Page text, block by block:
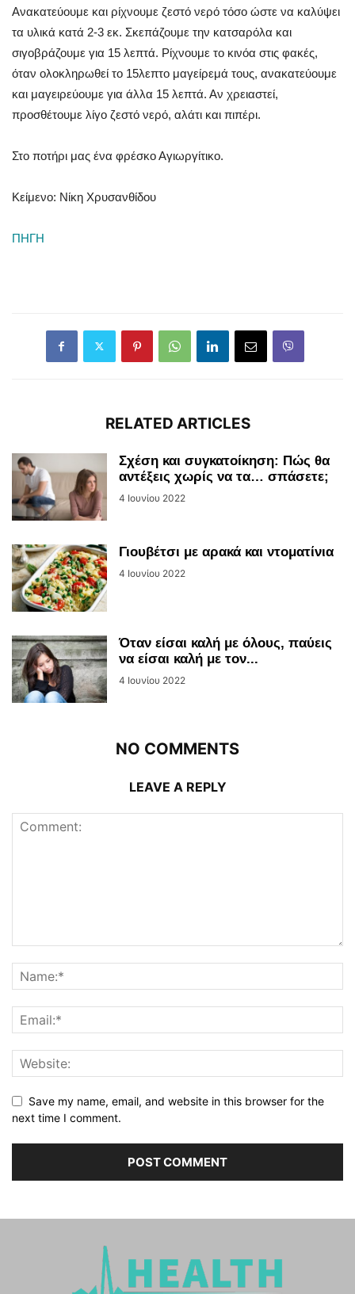
Ανακατεύουμε και ρίχνουμε ζεστό νερό τόσο ώστε να καλύψει
τα υλικά κατά 2-3 εκ. Σκεπάζουμε την κατσαρόλα και
σιγοβράζουμε για 15 λεπτά. Ρίχνουμε το κινόα στις φακές,
όταν ολοκληρωθεί το 15λεπτο μαγείρεμά τους, ανακατεύουμε
και μαγειρεύουμε για άλλα 15 λεπτά. Αν χρειαστεί,
προσθέτουμε λίγο ζεστό νερό, αλάτι και πιπέρι.
Στο ποτήρι μας ένα φρέσκο Αγιωργίτικο.
Κείμενο: Νίκη Χρυσανθίδου
ΠΗΓΗ
RELATED ARTICLES
Σχέση και συγκατοίκηση: Πώς θα
αντέξεις χωρίς να τα… σπάσετε;
4 Ιουνίου 2022
Γιουβέτσι με αρακά και ντοματίνια
4 Ιουνίου 2022
Όταν είσαι καλή με όλους, παύεις
να είσαι καλή με τον...
4 Ιουνίου 2022
NO COMMENTS
LEAVE A REPLY
Save my name, email, and website in this browser for the
next time I comment.